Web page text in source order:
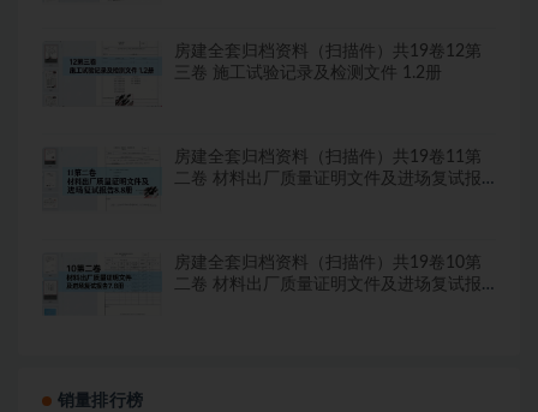
房建全套归档资料（扫描件）共19卷12第
三卷 施工试验记录及检测文件 1.2册
房建全套归档资料（扫描件）共19卷11第
二卷 材料出厂质量证明文件及进场复试报
房建全套归档资料（扫描件）共19卷10第
二卷 材料出厂质量证明文件及进场复试报
销量排行榜